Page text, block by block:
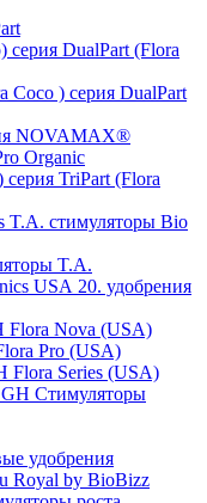
серия DualPart (Flora
серия DualPart
NOVAMAX®
Organic
серия TriPart (Flora
стимуляторы Bio
T.A.
20. удобрения
Flora Nova (USA)
Pro (USA)
Flora Series (USA)
GH Стимуляторы
удобрения
Royal by BioBizz